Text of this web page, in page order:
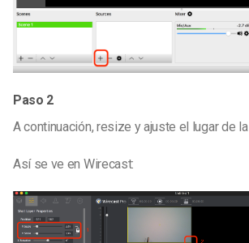
Paso 2
A continuación, resize y ajuste el lugar de
Así se ve en Wirecast: